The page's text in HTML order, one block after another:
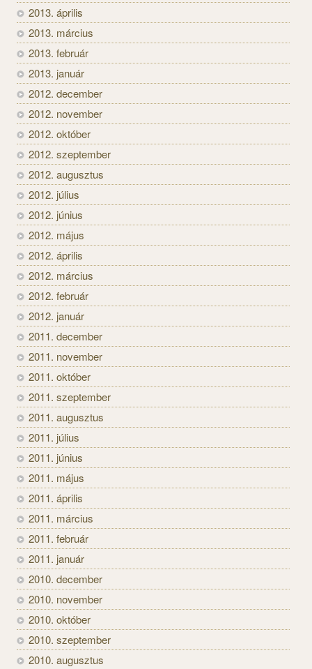
2013. április
2013. március
2013. február
2013. január
2012. december
2012. november
2012. október
2012. szeptember
2012. augusztus
2012. július
2012. június
2012. május
2012. április
2012. március
2012. február
2012. január
2011. december
2011. november
2011. október
2011. szeptember
2011. augusztus
2011. július
2011. június
2011. május
2011. április
2011. március
2011. február
2011. január
2010. december
2010. november
2010. október
2010. szeptember
2010. augusztus